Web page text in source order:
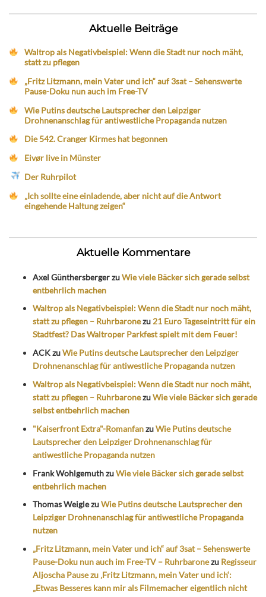
Aktuelle Beiträge
Waltrop als Negativbeispiel: Wenn die Stadt nur noch mäht,
statt zu pflegen
„Fritz Litzmann, mein Vater und ich“ auf 3sat – Sehenswerte
Pause-Doku nun auch im Free-TV
Wie Putins deutsche Lautsprecher den Leipziger
Drohnenanschlag für antiwestliche Propaganda nutzen
Die 542. Cranger Kirmes hat begonnen
Eivør live in Münster
Der Ruhrpilot
„Ich sollte eine einladende, aber nicht auf die Antwort
eingehende Haltung zeigen“
Aktuelle Kommentare
Axel GünthersbergerzuWie viele Bäcker sich gerade selbst
entbehrlich machen
Waltrop als Negativbeispiel: Wenn die Stadt nur noch mäht,
statt zu pflegen – Ruhrbaronezu21 Euro Tageseintritt für ein
Stadtfest? Das Waltroper Parkfest spielt mit dem Feuer!
ACKzuWie Putins deutsche Lautsprecher den Leipziger
Drohnenanschlag für antiwestliche Propaganda nutzen
Waltrop als Negativbeispiel: Wenn die Stadt nur noch mäht,
statt zu pflegen – RuhrbaronezuWie viele Bäcker sich gerade
selbst entbehrlich machen
"Kaiserfront Extra"-RomanfanzuWie Putins deutsche
Lautsprecher den Leipziger Drohnenanschlag für
antiwestliche Propaganda nutzen
Frank WohlgemuthzuWie viele Bäcker sich gerade selbst
entbehrlich machen
Thomas WeiglezuWie Putins deutsche Lautsprecher den
Leipziger Drohnenanschlag für antiwestliche Propaganda
nutzen
„Fritz Litzmann, mein Vater und ich“ auf 3sat – Sehenswerte
Pause-Doku nun auch im Free-TV – Ruhrbaronezu Regisseur
Aljoscha Pause zu ‚Fritz Litzmann, mein Vater und ich‘:
„Etwas Besseres kann mir als Filmemacher eigentlich nicht